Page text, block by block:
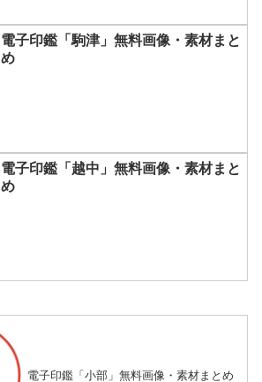
電子印鑑「駒津」無料画像・素材まと
め
電子印鑑「越中」無料画像・素材まと
め
電子印鑑「小部」無料画像・素材まとめ